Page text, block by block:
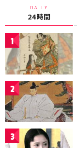
DAILY
24時間
1
2
3